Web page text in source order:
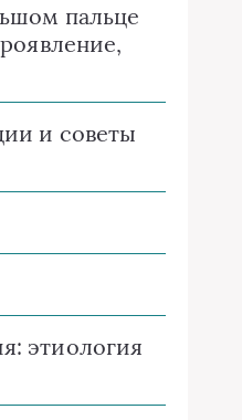
пальце
и советы
этиология